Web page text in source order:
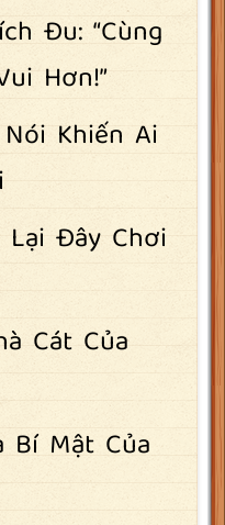
Đu: “Cùng
Hơn!”
Khiến Ai
Lại Đây Chơi
Cát Của
Bí Mật Của